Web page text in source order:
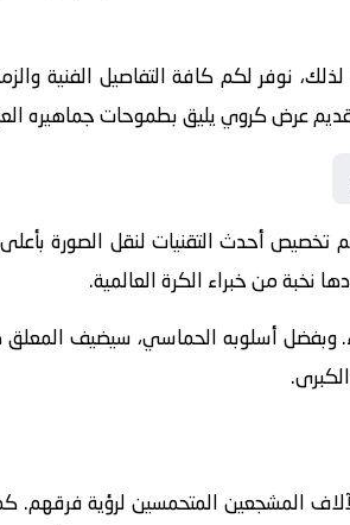
لكم كافة التفاصيل الفنية
عرض كروي يليق بطموحات جماهيره
تخصيص أحدث التقنيات لنقل الصورة
نخبة من خبراء الكرة العالمية.
وبفضل أسلوبه الحماسي، سيضيف المعلق
المشجعين المتحمسين لرؤية فرقهم.